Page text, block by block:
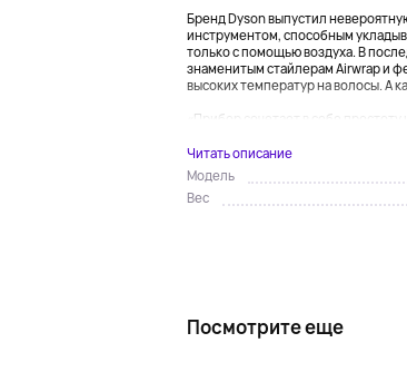
Бренд Dyson выпустил
инструментом, способным
только с помощью воздуха. В
знаменитым стайлерам Airwrap и
высоких температур на волосы. А
«Прибор сочетает в себе
Читать описание
Модель
Вес
Посмотрите еще